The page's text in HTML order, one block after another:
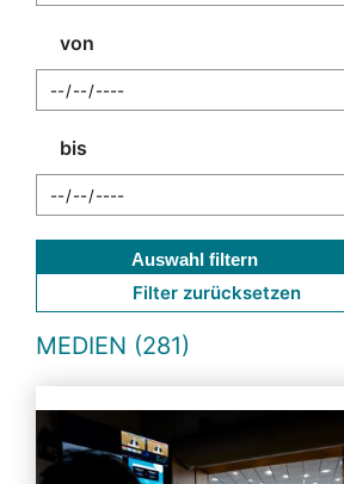
von
bis
Auswahl filtern
Filter zurücksetzen
MEDIEN (281)